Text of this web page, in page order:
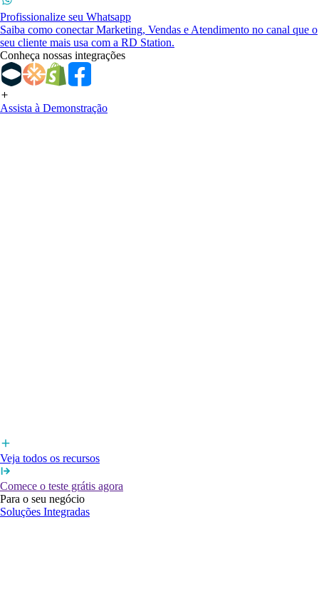
Profissionalize seu Whatsapp
Saiba como conectar Marketing, Vendas e Atendimento no canal que o
seu cliente mais usa com a RD Station.
Conheça nossas integrações
Assista à Demonstração
Veja todos os recursos
Comece o teste grátis agora
Para o seu negócio
Soluções Integradas